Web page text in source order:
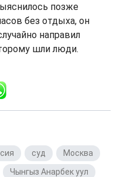
позже
без отдыха, он
направил
шли люди.
суд Москва
Чынгыз Анарбек уул